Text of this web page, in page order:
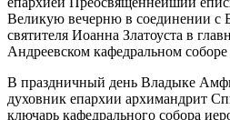
Великую вечерню в соединении с
святителя Иоанна Златоуста в
Андреевском кафедральном
В праздничный день Владыке
духовник епархии архимандрит
ключарь кафедрального собора